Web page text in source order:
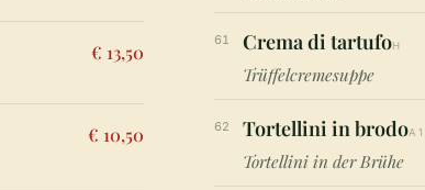
€ 13,50
€ 10,50
61 Crema di tartufoH
Trüffelcremesuppe
62 Tortellini in brodoA1
Tortellini in der Brühe